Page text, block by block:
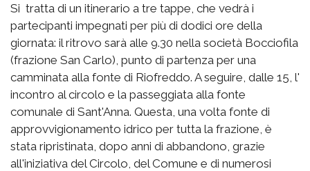
Si tratta di un itinerario a tre tappe, che vedrà i
partecipanti impegnati per più di dodici ore della
giornata: il ritrovo sarà alle 9.30 nella società Bocciofila
(frazione San Carlo), punto di partenza per una
camminata alla fonte di Riofreddo. A seguire, dalle 15, l'
incontro al circolo e la passeggiata alla fonte
comunale di Sant'Anna. Questa, una volta fonte di
approvvigionamento idrico per tutta la frazione, è
stata ripristinata, dopo anni di abbandono, grazie
all'iniziativa del Circolo, del Comune e di numerosi